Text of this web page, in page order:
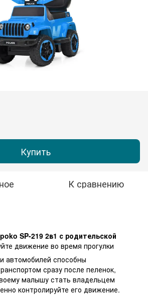
Купить
К сравнению
SP-219 2в1 с родительской
движение во время прогулки
автомобилей способны
сразу после пеленок,
малышу стать владельцем
контролируйте его движение.